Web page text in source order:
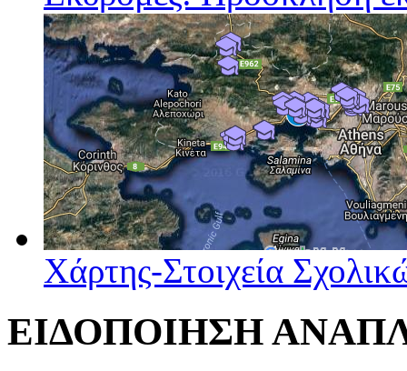
Χάρτης-Στοιχεία
ΕΙΔΟΠΟΙΗΣΗ